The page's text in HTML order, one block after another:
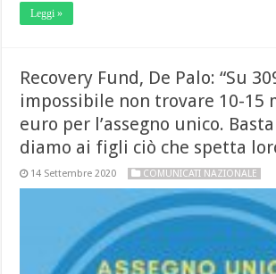
Leggi »
Recovery Fund, De Palo: “Su
impossibile non trovare 10-15
euro per l’assegno unico.
diamo ai figli ciò che spetta
14 Settembre 2020 COMUNICATI NAZIONALE